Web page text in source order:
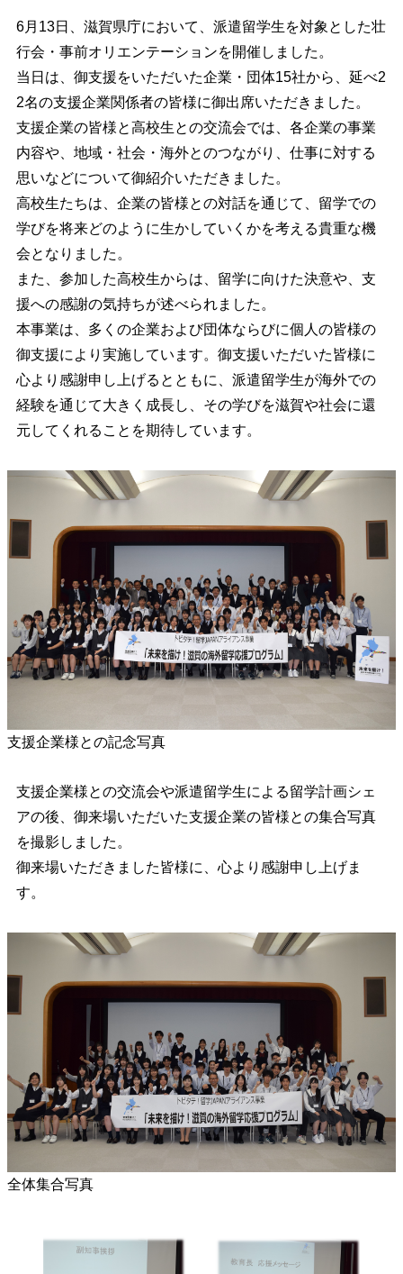
6月13日、滋賀県庁において、派遣留学生を対象とした壮
行会・事前オリエンテーションを開催しました。
当日は、御支援をいただいた企業・団体15社から、延べ2
2名の支援企業関係者の皆様に御出席いただきました。
支援企業の皆様と高校生との交流会では、各企業の事業
内容や、地域・社会・海外とのつながり、仕事に対する
思いなどについて御紹介いただきました。
高校生たちは、企業の皆様との対話を通じて、留学での
学びを将来どのように生かしていくかを考える貴重な機
会となりました。
また、参加した高校生からは、留学に向けた決意や、支
援への感謝の気持ちが述べられました。
本事業は、多くの企業および団体ならびに個人の皆様の
御支援により実施しています。御支援いただいた皆様に
心より感謝申し上げるとともに、派遣留学生が海外での
経験を通じて大きく成長し、その学びを滋賀や社会に還
元してくれることを期待しています。
支援企業様との記念写真
支援企業様との交流会や派遣留学生による留学計画シェ
アの後、御来場いただいた支援企業の皆様との集合写真
を撮影しました。
御来場いただきました皆様に、心より感謝申し上げま
す。
全体集合写真